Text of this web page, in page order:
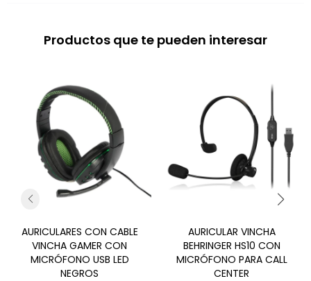
Productos que te pueden interesar
AURICULARES CON CABLE
VINCHA GAMER CON
MICRÓFONO USB LED
NEGROS
AURICULAR VINCHA
BEHRINGER HS10 CON
MICRÓFONO PARA CALL
CENTER